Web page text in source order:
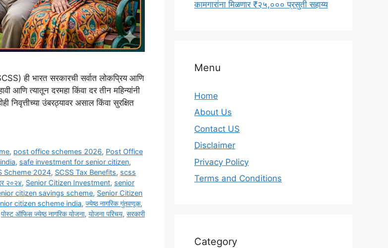
ही भारत सरकारची सर्वात लोकप्रिय आणि
आणि त्यातून दरमहा किंवा दर तीन महिन्यांनी
उंबरठ्यावर असाल किंवा सुरक्षित
, post office schemes 2026, Post Office
, safe investment for senior citizen,
Scheme 2024, SCSS Tax Benefits, scss
२०२४, Senior Citizen Investment, senior
citizen savings scheme, Senior Citizen
citizen scheme india, ज्येष्ठ नागरिक गुंतवणूक,
पोस्ट ऑफिस ज्येष्ठ नागरिक योजना, योजना परिचय, सरकारी
कामगारांना मिळणार ₹२५,००० प्रसुती सहाय्य
Menu
Home
About Us
Contact US
Disclaimer
Privacy Policy
Terms and Conditions
Category